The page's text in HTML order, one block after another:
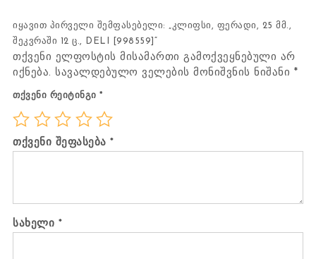
იყავით პირველი შემფასებელი: „კლიფსი, ფერადი, 25 მმ.,
შეკვრაში 12 ც., DELI [998559]“
თქვენი ელფოსტის მისამართი გამოქვეყნებული არ
იქნება. სავალდებულო ველების მონიშვნის ნიშანი *
თქვენი რეიტინგი*
თქვენი შეფასება*
სახელი *